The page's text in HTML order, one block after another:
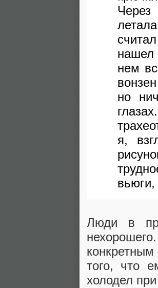
нем
но
я,
Люди в
того, что
холодел